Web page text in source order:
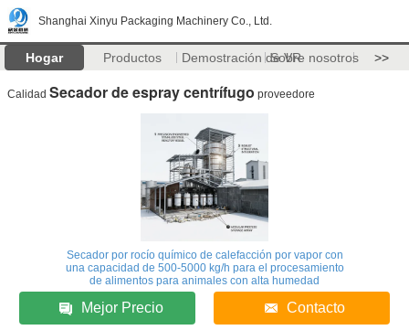
Shanghai Xinyu Packaging Machinery Co., Ltd.
Hogar Productos Demostración de VRSobre nosotros >>
Calidad Secador de espray centrífugo proveedore
Secador por rocío químico de calefacción por vapor con
una capacidad de 500-5000 kg/h para el procesamiento
de alimentos para animales con alta humedad
Mejor Precio Contacto